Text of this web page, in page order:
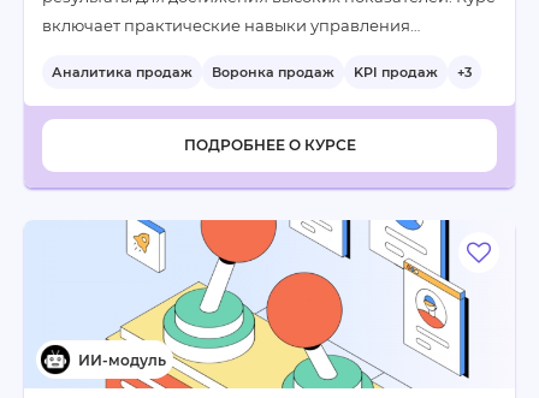
включает практические навыки управления…
Аналитика продаж Воронка продаж KPI продаж +3
ПОДРОБНЕЕ О КУРСЕ